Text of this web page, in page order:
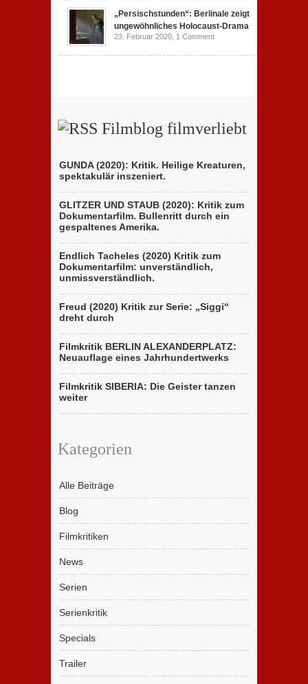
„Persischstunden“: Berlinale zeigt
ungewöhnliches Holocaust-Drama
23. Februar 2020, 1 Comment
Filmblog filmverliebt
GUNDA (2020): Kritik. Heilige Kreaturen,
spektakulär inszeniert.
GLITZER UND STAUB (2020): Kritik zum
Dokumentarfilm. Bullenritt durch ein
gespaltenes Amerika.
Endlich Tacheles (2020) Kritik zum
Dokumentarfilm: unverständlich,
unmissverständlich.
Freud (2020) Kritik zur Serie: „Siggi“
dreht durch
Filmkritik BERLIN ALEXANDERPLATZ:
Neuauflage eines Jahrhundertwerks
Filmkritik SIBERIA: Die Geister tanzen
weiter
Kategorien
Alle Beiträge
Blog
Filmkritiken
News
Serien
Serienkritik
Specials
Trailer